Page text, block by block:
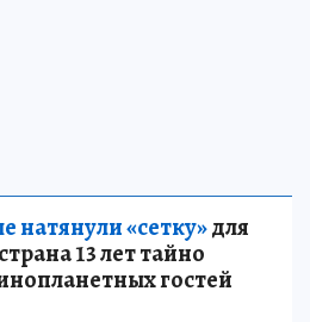
«сетку»для
13 лет тайно
гостей